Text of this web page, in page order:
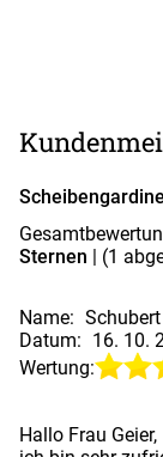
Sternen | (1
Name: Schubert
Datum: 16. 10.
Wertung:
Hallo Frau Geier,